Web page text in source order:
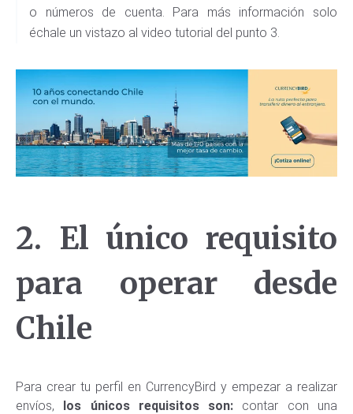
o números de cuenta. Para más información solo
échale un vistazo al video tutorial del punto 3.
2. El único requisito
para operar desde
Chile
Para crear tu perfil en CurrencyBird y empezar a realizar
envíos, los únicos requisitos son: contar con una